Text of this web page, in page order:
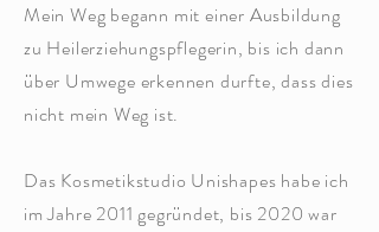
Mein Weg begann mit einer Ausbildung
zu Heilerziehungspflegerin, bis ich dann
über Umwege erkennen durfte, dass dies
nicht mein Weg ist.
Das Kosmetikstudio Unishapes habe ich
im Jahre 2011 gegründet, bis 2020 war